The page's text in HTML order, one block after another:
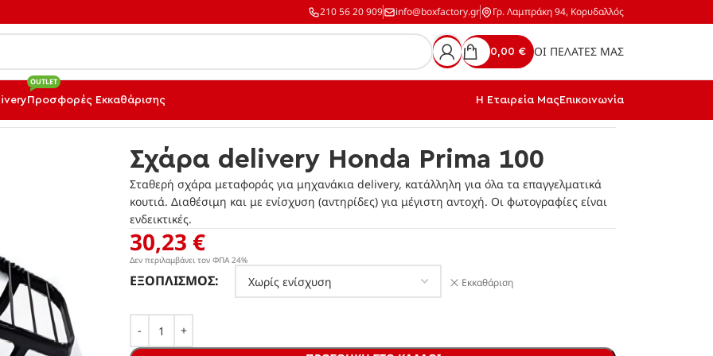
210 56 20 909 info@boxfactory.gr Γρ. Λαμπράκη 94, Κορυδαλλός
0,00 € ΟΙ ΠΕΛΑΤΕΣ ΜΑΣ
Προσφορές Εκκαθάρισης
OUTLET
Η Εταιρεία ΜαςΕπικοινωνία
Κουτιά Delivery Σχάρα delivery Honda Prima 100
Σχάρα delivery Honda Prima 100
Σταθερή σχάρα μεταφοράς για μηχανάκια delivery, κατάλληλη για όλα τα επαγγελματικά
κουτιά. Διαθέσιμη και με ενίσχυση (αντηρίδες) για μέγιστη αντοχή. Οι φωτογραφίες είναι
ενδεικτικές.
30,23 €
Δεν περιλαμβάνει τον ΦΠΑ 24%
ΕΞΟΠΛΙΣΜΌΣ Εκκαθάριση